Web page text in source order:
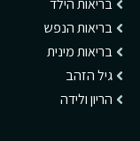
בריאות הילד
בריאות הנפש
בריאות מינית
גיל הזהב
הריון ולידה